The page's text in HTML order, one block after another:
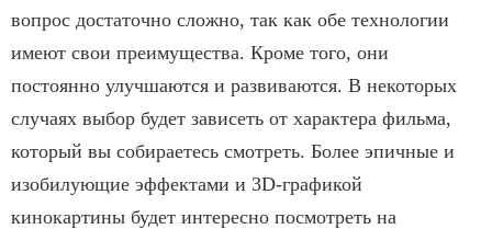
вопрос достаточно сложно, так как обе технологии
имеют свои преимущества. Кроме того, они
постоянно улучшаются и развиваются. В некоторых
случаях выбор будет зависеть от характера фильма,
который вы собираетесь смотреть. Более эпичные и
изобилующие эффектами и 3D-графикой
кинокартины будет интересно посмотреть на